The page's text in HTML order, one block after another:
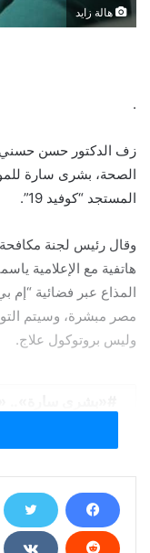
هالة زايد
.
زف الدكتور حسن
الصحة، بشرى سارة
المستجد “كوفيد 19”.
وقال رئيس لجنة
هاتفية مع الإعلامية
المذاع عبر فضائية
مصر مبشرة، وسيتم
وليس بروتوكول علاج.